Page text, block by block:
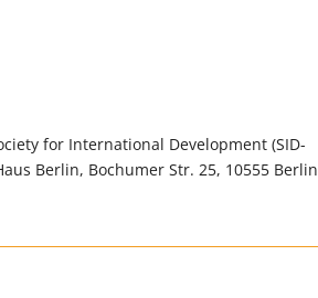
for International Development (SID-
Berlin, Bochumer Str. 25, 10555